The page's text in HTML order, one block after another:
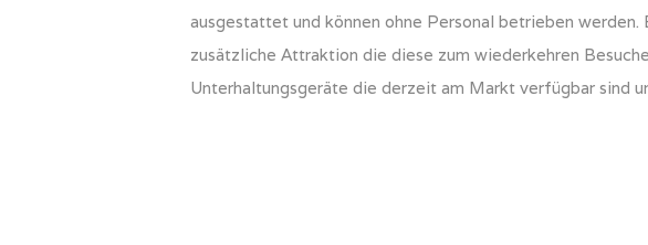
ausgestattet und können ohne Personal betrieben
zusätzliche Attraktion die diese zum wiederkehren
Unterhaltungsgeräte die derzeit am Markt verfügbar sind